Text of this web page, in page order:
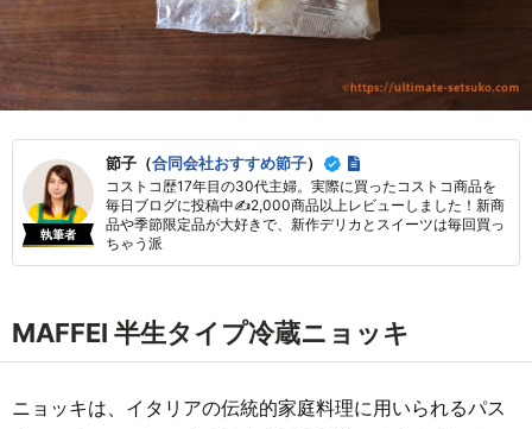
執筆者
節子（合同会社おすすめ節子）
コストコ歴17年目の30代主婦。実際に買ったコストコ商品を
毎日ブログに投稿中✍2,000商品以上レビューしました！新商
品や季節限定品が大好きで、新作デリカとスイーツは毎回買っ
ちゃう派
MAFFEI 半生タイプ冷蔵ニョッキ
ニョッキは、イタリアの伝統的家庭料理に用いられるパス